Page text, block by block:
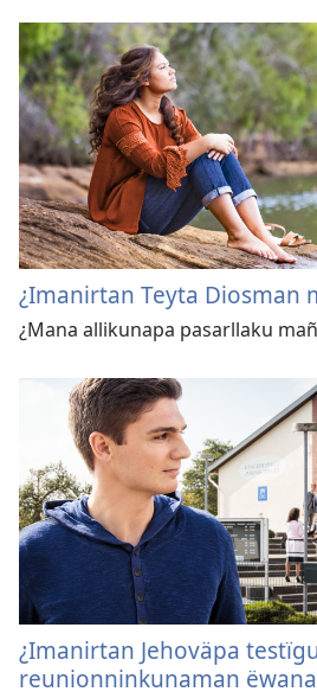
¿Imanirtan Teyta Diosman
¿Mana allikunapa pasarllaku
¿Imanirtan Jehoväpa
reunionninkunaman